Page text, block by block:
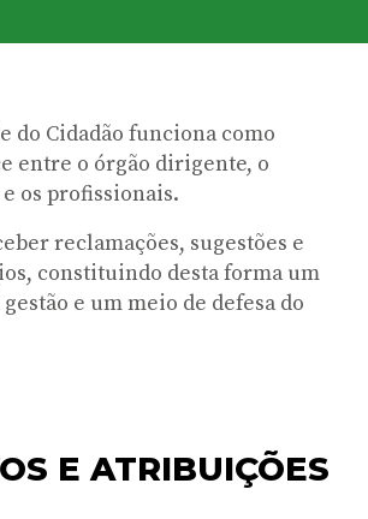
do Cidadão funciona como
entre o órgão dirigente, o
os profissionais.
reclamações, sugestões e
constituindo desta forma um
e um meio de defesa do
E ATRIBUIÇÕES